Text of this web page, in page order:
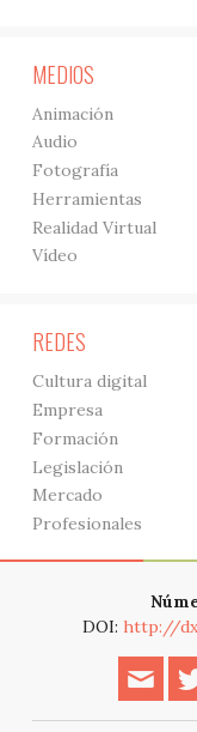
MEDIOS
Animación
Audio
Fotografía
Herramientas
Realidad Virtual
Vídeo
REDES
Cultura digital
Empresa
Formación
Legislación
Mercado
Profesionales
DOI: http://